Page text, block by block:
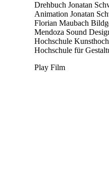
Drehbuch Jonatan
Animation Jonatan
Florian Maubach
Mendoza Sound
Hochschule
Hochschule für
Play Film